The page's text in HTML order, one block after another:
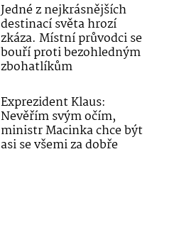
Jedné z nejkrásnějších
destinací světa hrozí
zkáza. Místní průvodci se
bouří proti bezohledným
zbohatlíkům
Exprezident Klaus:
Nevěřím svým očím,
ministr Macinka chce být
asi se všemi za dobře